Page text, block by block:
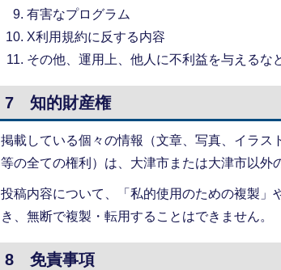
有害なプログラム
X利用規約に反する内容
その他、運用上、他人に不利益を与えるな
7 知的財産権
掲載している個々の情報（文章、写真、イラ
等の全ての権利）は、大津市または大津市以外
投稿内容について、「私的使用のための複製
き、無断で複製・転用することはできません。
8 免責事項